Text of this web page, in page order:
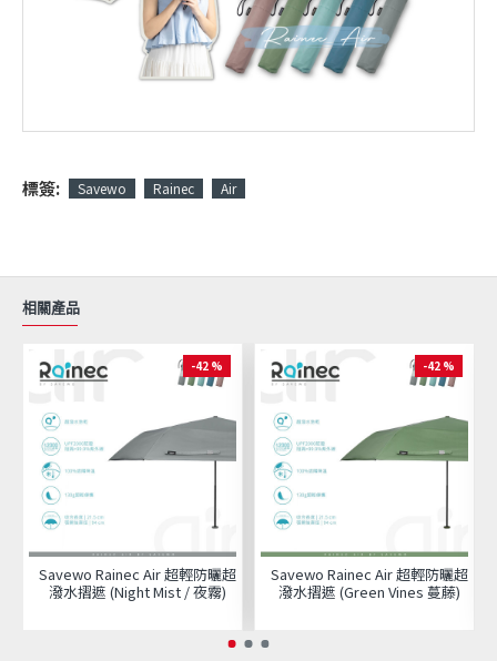
標簽: Savewo Rainec Air
相關產品
-42 %
Savewo Rainec Air 超輕防曬超
潑水摺遮 (Night Mist / 夜霧)
-42 %
Savewo Rainec Air 超輕防曬超
潑水摺遮 (Green Vines 蔓藤)